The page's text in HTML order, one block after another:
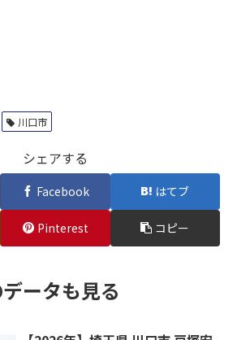
川口市
シェアする
Facebook はてブ
Pinterest コピー
ータも見る